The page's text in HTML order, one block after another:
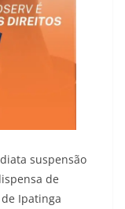
suspensão
de
Ipatinga